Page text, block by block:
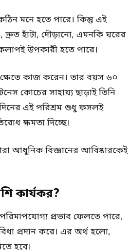
মনে হতে পারে। কিন্তু এই
হাঁটা, দৌড়ানো, এমনকি ঘরের
উপকারী হতে পারে।
কাজ করেন। তার বয়স ৬০
কোচের সাহায্য ছাড়াই তিনি
এই পরিশ্রম শুধু ফসলই
ক্ষমতা দিচ্ছে।
আধুনিক বিজ্ঞানের আবিষ্কারকেই
কার্যকর?
প্রভাব ফেলতে পারে,
প্রদান করে। এর অর্থ হলো,
হবে।